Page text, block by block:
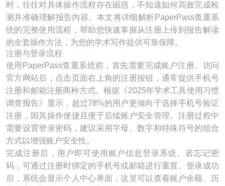
时，往往对具体操作流程存在困惑，不知道如何高效完成检
测并准确理解报告内容。本文将详细解析PaperPass查重系
统的完整使用流程，帮助您快速掌握从注册上传到报告解读
的全套操作方法，为您的学术写作提供可靠保障。
注册与登录流程
使用PaperPass查重系统前，首先需要完成账户注册。访问
官方网站后，点击页面右上角的注册按钮，通常提供手机号
注册和邮箱注册两种方式。根据《2025年学术工具使用习惯
调查报告》显示，超过78%的用户更倾向于选择手机号验证
注册，因其操作便捷且便于后续账户安全管理。注册过程中
需要设置登录密码，建议采用字母、数字和特殊符号的组合
方式以增强账户安全性。
完成注册后，用户即可使用账户信息登录系统。若忘记密
码，可通过注册时绑定的手机号或邮箱进行重置。登录成功
后，系统会显示个人中心界面，这里可以查看账户余额、历